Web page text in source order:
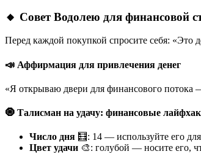
🔸 Совет Водолею для финансовой
Перед каждой покупкой спросите себя: «Это
📣 Аффирмация для привлечения денег
«Я открываю двери для финансового потока
🧿 Талисман на удачу: финансовые
Число дня 🧮: 14 — используйте его
Цвет удачи 🎨: голубой — носите его,